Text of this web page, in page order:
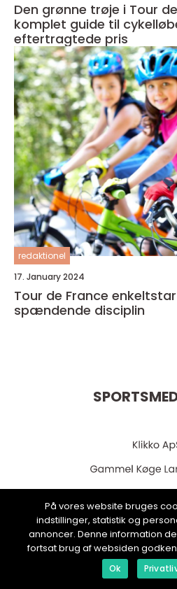
Den grønne trøje i Tour
komplet guide til
eftertragtede pris
redaktionel
17. January 2024
Tour de France
spændende disciplin
web:
På vores website bruges
indstillinger, statistik og
annoncer. Denne information
fortsat brug af websiden
Ok